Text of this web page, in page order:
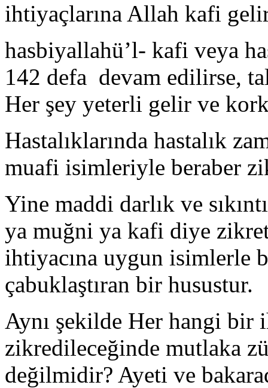
ihtiyaçlarına Allah kafi
hasbiyallahü’l- kafi veya
142 defa devam edilirse,
Her şey yeterli gelir ve
Hastalıklarında hastalık
muafi isimleriyle beraber
Yine maddi darlık ve
ya muğni ya kafi diye
ihtiyacına uygun isimlerle
çabuklaştıran bir husustur.
Aynı şekilde Her hangi bir
zikredileceğinde mutlaka
değilmidir? Ayeti ve